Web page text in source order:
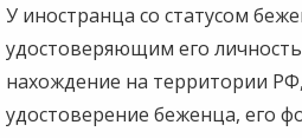
У иностранца со статусом
удостоверяющим его
нахождение на территории РФ,
удостоверение беженца, его